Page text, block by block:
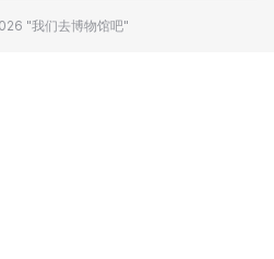
"我们去博物馆吧"